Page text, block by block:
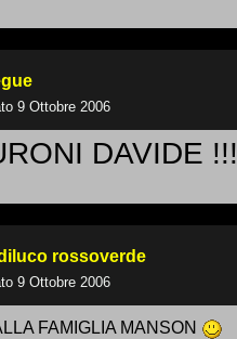
9 Ottobre 2006
DAVIDE !!!
rossoverde
9 Ottobre 2006
FAMIGLIA MANSON